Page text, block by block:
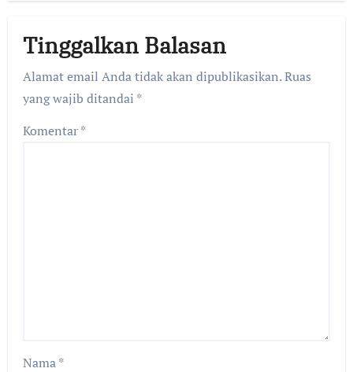
Tinggalkan Balasan
Alamat email Anda tidak akan dipublikasikan.Ruas
yang wajib ditandai *
Komentar*
Nama*